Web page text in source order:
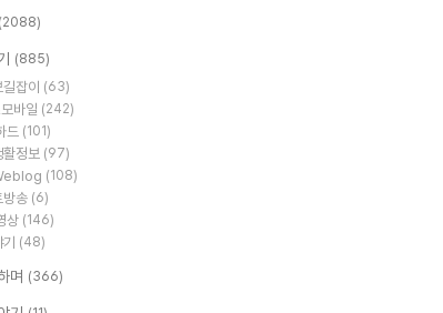
(2088)
(885)
잡이 (63)
바일 (242)
드 (101)
활정보 (97)
(108)
방송 (6)
상 (146)
(48)
며 (366)